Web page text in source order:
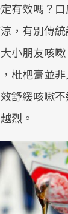
有效嗎？
，有別傳
小朋友咳
枇杷膏並
舒緩咳嗽
烈。